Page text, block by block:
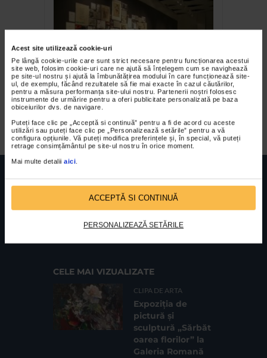
Acest site utilizează cookie-uri
Pe lângă cookie-urile care sunt strict necesare pentru funcționarea acestui
site web, folosim cookie-uri care ne ajută să înțelegem cum se navighează
pe site-ul nostru și ajută la îmbunătățirea modului în care funcționează site-
ul, de exemplu, făcând rezultatele să fie mai exacte în cazul căutărilor,
pentru a măsura performanța site-ului nostru. Partenerii noștri folosesc
instrumente de urmărire pentru a oferi publicitate personalizată pe baza
obiceiurilor dvs. de navigare.
Puteți face clic pe „Acceptă si continuă” pentru a fi de acord cu aceste
utilizări sau puteți face clic pe „Personalizează setările” pentru a vă
configura opțiunile. Vă puteți modifica preferințele și, în special, vă puteți
retrage consimțământul pe site-ul nostru în orice moment.
Mai multe detalii aici
ACCEPTĂ SI CONTINUĂ
PERSONALIZEAZĂ SETĂRILE
Trei artisti internationali la
Galateca
Cod fiscal: 9164384Sediu social: Str. Delfinului, Nr. 6, parter Bl. 42,
CELE MAI VIZUALIZATE
CLIPA DE ARTA
Expoziția de
pictură și
sculptură „Sărbăt
oarea florilor” la
Galeria Romană